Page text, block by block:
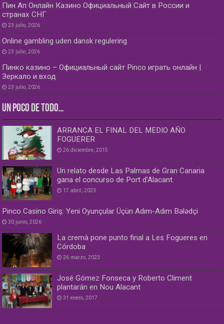
Пин Ап Онлайн Казино Официальный Сайт в России и
странах СНГ
23 julio, 2026
Online gambling uden dansk regulering
23 julio, 2026
Пинко казино – Официальный сайт Pinco играть онлайн |
Зеркало и вход
23 julio, 2026
UN POCO DE TODO…
ARRANCA EL FINAL DEL MEDIO AÑO
FOGUERER
26 diciembre, 2015
Un relato desde Las Palmas de Gran Canaria
gana el concurso de Port d’Alacant.
17 abril, 2023
Pinco Casino Giriş: Yeni Oyunçular Üçün Adım-Adım Bələdçi
30 junio, 2026
La cremà pone punto final a Les Fogueres en
Córdoba
26 marzo, 2023
José Gómez Fonseca y Roberto Climent
plantarán en Nou Alacant
31 enero, 2017